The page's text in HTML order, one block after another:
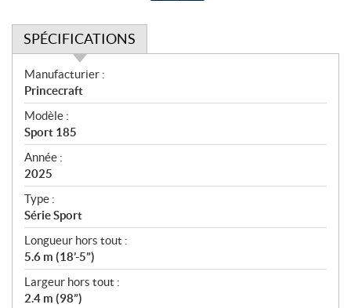
SPÉCIFICATIONS
S
p
é
c
i
f
i
c
a
t
i
o
n
s
Manufacturier :
Princecraft
Modèle :
Sport 185
Année :
2025
Type :
Série Sport
Longueur hors tout :
5.6 m (18’-5”)
Largeur hors tout :
2.4 m (98”)